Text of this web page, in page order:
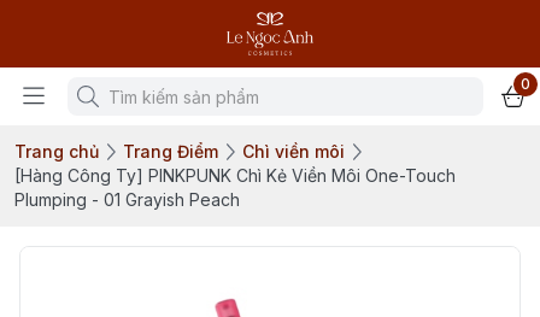
0
Trang chủ Trang Điểm
Chì viền môi
[Hàng Công Ty] PINKPUNK Chì Kẻ Viền Môi One-Touch
Plumping - 01 Grayish Peach